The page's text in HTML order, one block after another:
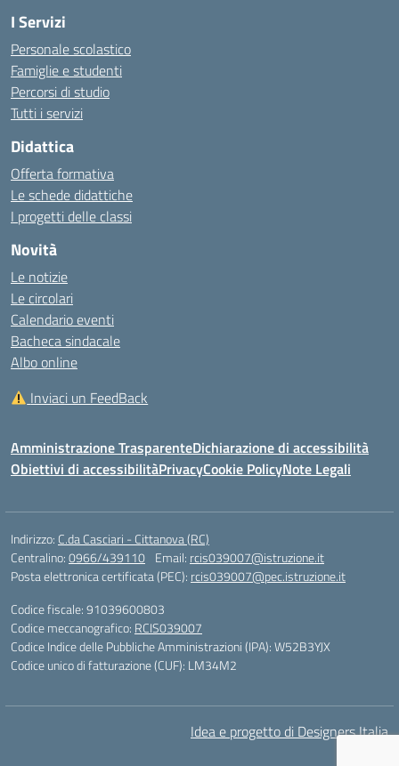
I Servizi
Personale scolastico
Famiglie e studenti
Percorsi di studio
Tutti i servizi
Didattica
Offerta formativa
Le schede didattiche
I progetti delle classi
Novità
Le notizie
Le circolari
Calendario eventi
Bacheca sindacale
Albo online
Inviaci un FeedBack
Amministrazione TrasparenteDichiarazione di accessibilità
Obiettivi di accessibilitàPrivacyCookie PolicyNote Legali
Indirizzo: C.da Casciari - Cittanova (RC)
Centralino:0966/439110 Email: rcis039007@istruzione.it
Posta elettronica certificata (PEC): rcis039007@pec.istruzione.it
Codice fiscale: 91039600803
Codice meccanografico: RCIS039007
Codice Indice delle Pubbliche Amministrazioni (IPA): W52B3YJX
Codice unico di fatturazione (CUF): LM34M2
Idea e progetto di Designers Italia